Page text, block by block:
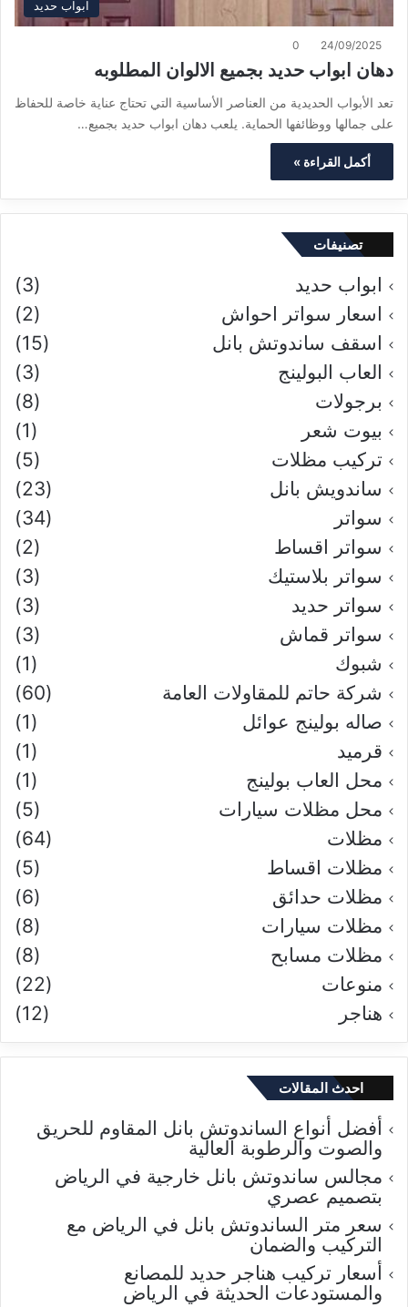
ابواب حديد
24/09/2025
0
دهان ابواب حديد بجميع الالوان المطلوبه
تعد الأبواب الحديدية من العناصر الأساسية التي تحتاج عناية خاصة للحفاظ
على جمالها ووظائفها الحماية. يلعب دهان ابواب حديد بجميع…
أكمل القراءة »
تصنيفات
ابواب حديد
(3)
اسعار سواتر احواش
(2)
اسقف ساندوتش بانل
(15)
العاب البولينج
(3)
برجولات
(8)
بيوت شعر
(1)
تركيب مظلات
(5)
ساندويش بانل
(23)
سواتر
(34)
سواتر اقساط
(2)
سواتر بلاستيك
(3)
سواتر حديد
(3)
سواتر قماش
(3)
شبوك
(1)
شركة حاتم للمقاولات العامة
(60)
صاله بولينج عوائل
(1)
قرميد
(1)
محل العاب بولينج
(1)
محل مظلات سيارات
(5)
مظلات
(64)
مظلات اقساط
(5)
مظلات حدائق
(6)
مظلات سيارات
(8)
مظلات مسابح
(8)
منوعات
(22)
هناجر
(12)
احدث المقالات
أفضل أنواع الساندوتش بانل المقاوم للحريق
والصوت والرطوبة العالية
مجالس ساندوتش بانل خارجية في الرياض
بتصميم عصري
سعر متر الساندوتش بانل في الرياض مع
التركيب والضمان
أسعار تركيب هناجر حديد للمصانع
والمستودعات الحديثة في الرياض